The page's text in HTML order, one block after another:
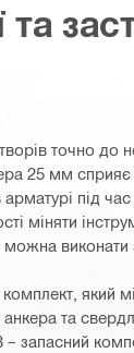
та
точно до
25 мм
під
міняти
можна
який
анкера та
запасний